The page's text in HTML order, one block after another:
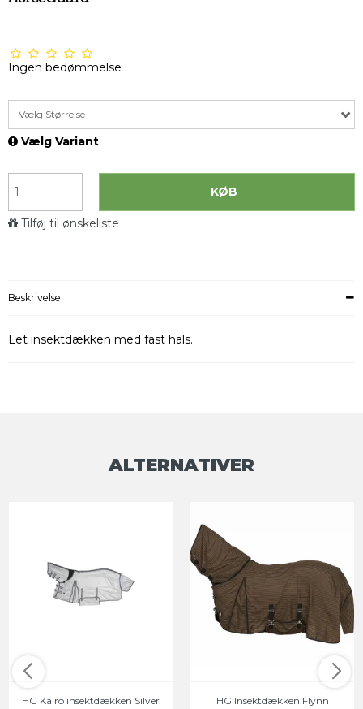
Ingen bedømmelse
Vælg Størrelse
Vælg Variant
KØB
Tilføj til ønskeliste
Beskrivelse
Let insektdækken med fast hals.
ALTERNATIVER
HG Kairo insektdækken Silver HG Insektdækken Flynn